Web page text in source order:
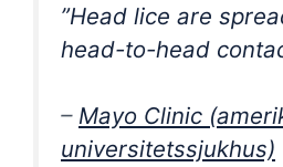
”Head lice are
head-to-head
– Mayo Clinic
universitetssjukhus)